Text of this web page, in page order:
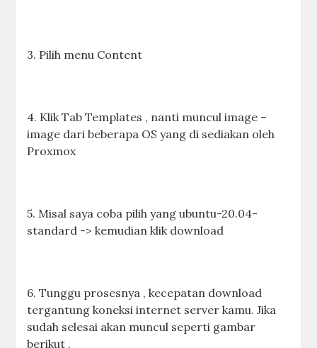
3. Pilih menu Content
4. Klik Tab Templates , nanti muncul image –
image dari beberapa OS yang di sediakan oleh
Proxmox
5. Misal saya coba pilih yang ubuntu-20.04-
standard -> kemudian klik download
6. Tunggu prosesnya , kecepatan download
tergantung koneksi internet server kamu. Jika
sudah selesai akan muncul seperti gambar
berikut .